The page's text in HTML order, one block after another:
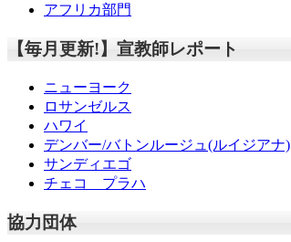
アフリカ部門
【毎月更新!】宣教師レポート
ニューヨーク
ロサンゼルス
ハワイ
デンバー/バトンルージュ(ルイジアナ)
サンディエゴ
チェコ プラハ
協力団体